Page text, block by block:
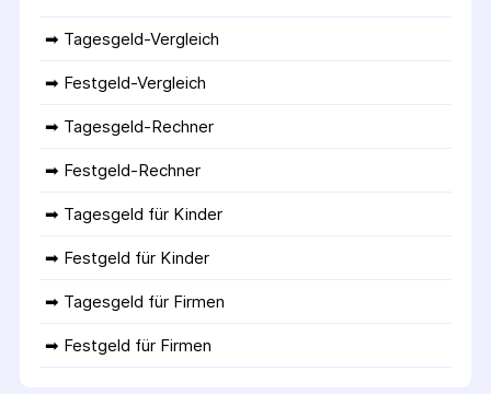
➡ Tagesgeld-Vergleich
➡ Festgeld-Vergleich
➡ Tagesgeld-Rechner
➡ Festgeld-Rechner
➡ Tagesgeld für Kinder
➡ Festgeld für Kinder
➡ Tagesgeld für Firmen
➡ Festgeld für Firmen